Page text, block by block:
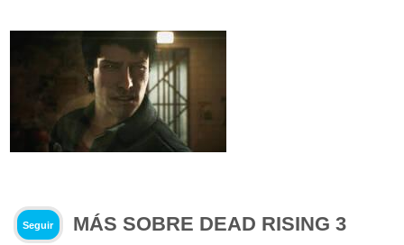
Seguir MÁS SOBRE DEAD RISING 3